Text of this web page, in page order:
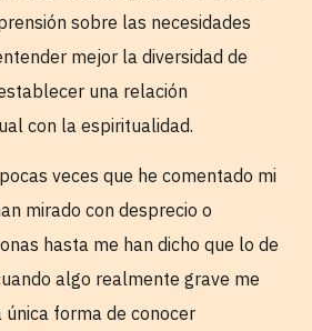
sobre las necesidades
mejor la diversidad de
una relación
con la espiritualidad.
veces que he comentado mi
mirado con desprecio o
hasta me han dicho que lo de
algo realmente grave me
forma de conocer